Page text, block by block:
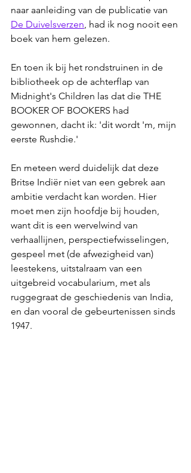
naar aanleiding van de publicatie van
De Duivelsverzen, had ik nog nooit een
boek van hem gelezen.
En toen ik bij het rondstruinen in de
bibliotheek op de achterflap van
Midnight's Children las dat die THE
BOOKER OF BOOKERS had
gewonnen, dacht ik: 'dit wordt 'm, mijn
eerste Rushdie.'
En meteen werd duidelijk dat deze
Britse Indiër niet van een gebrek aan
ambitie verdacht kan worden. Hier
moet men zijn hoofdje bij houden,
want dit is een wervelwind van
verhaallijnen, perspectiefwisselingen,
gespeel met (de afwezigheid van)
leestekens, uitstalraam van een
uitgebreid vocabularium, met als
ruggegraat de geschiedenis van India,
en dan vooral de gebeurtenissen sinds
1947.